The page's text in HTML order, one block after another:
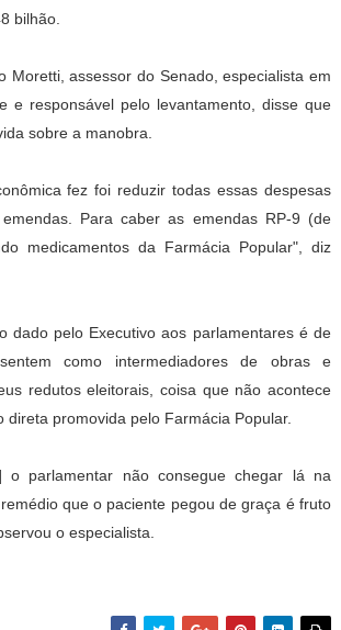
bilhão.
Moretti, assessor do Senado, especialista em
e responsável pelo levantamento, disse que
sobre a manobra.
fez foi reduzir todas essas despesas
Para caber as emendas RP-9 (de
medicamentos da Farmácia Popular", diz
dado pelo Executivo aos parlamentares é de
como intermediadores de obras e
redutos eleitorais, coisa que não acontece
direta promovida pelo Farmácia Popular.
o parlamentar não consegue chegar lá na
que o paciente pegou de graça é fruto
o especialista.